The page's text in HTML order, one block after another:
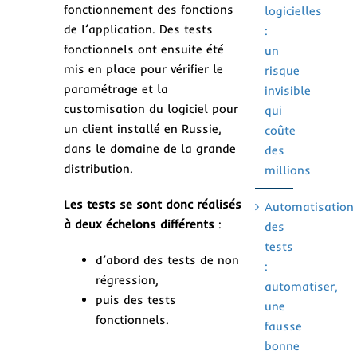
fonctionnement des fonctions
de l’application. Des tests
fonctionnels ont ensuite été
mis en place pour vérifier le
paramétrage et la
customisation du logiciel pour
un client installé en Russie,
dans le domaine de la grande
distribution.
Les tests se sont donc réalisés
à deux échelons différents:
d’abord des tests de non
régression,
puis des tests
fonctionnels.
logicielles
:
un
risque
invisible
qui
coûte
des
millions
Automatisation
des
tests
:
automatiser,
une
fausse
bonne